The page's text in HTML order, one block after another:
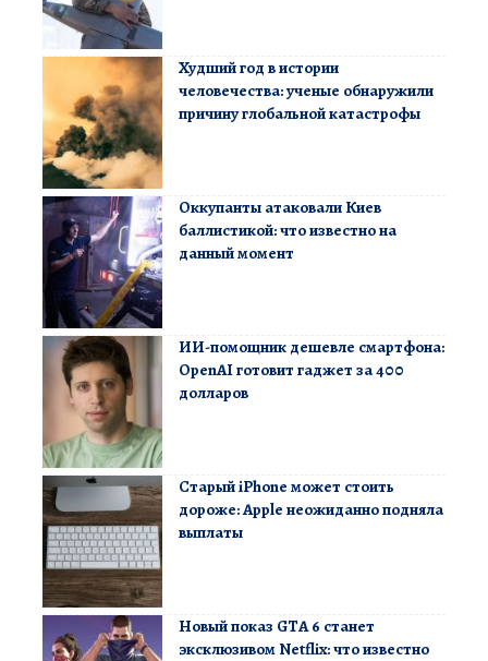
Худший год в истории
человечества: ученые обнаружили
причину глобальной катастрофы
Оккупанты атаковали Киев
баллистикой: что известно на
данный момент
ИИ-помощник дешевле смартфона:
OpenAI готовит гаджет за 400
долларов
Старый iPhone может стоить
дороже: Apple неожиданно подняла
выплаты
Новый показ GTA 6 станет
эксклюзивом Netflix: что известно